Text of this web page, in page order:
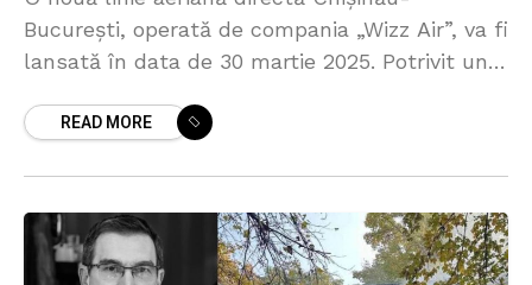
București, operată de compania „Wizz Air”, va fi
lansată în data de 30 martie 2025. Potrivit unui
zilnică.READ MORE